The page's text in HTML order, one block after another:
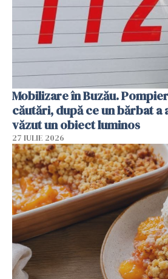
Mobilizare în Buzău.
căutări, după ce un bărbat a
văzut un obiect luminos
27 IULIE 2026